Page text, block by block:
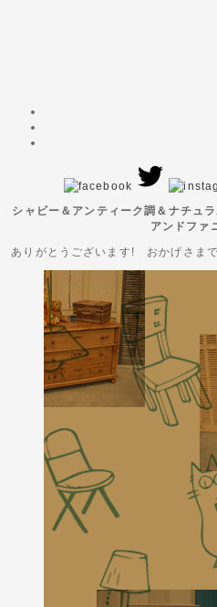
シャビー＆アンティーク調＆ナチュ
アンドファ
ありがとうございます! おかげさま